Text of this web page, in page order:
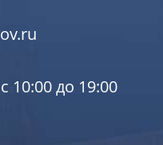
10:00 до 19:00